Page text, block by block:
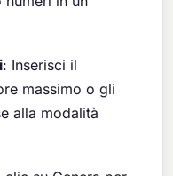
: Inserisci il
massimo o gli
alla modalità